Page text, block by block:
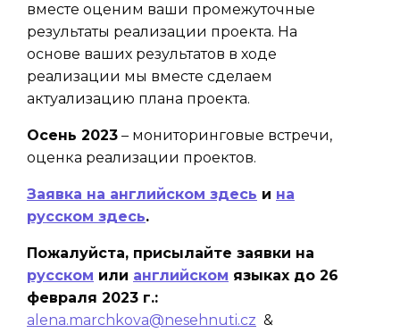
вместе оценим ваши промежуточные
результаты реализации проекта. На
основе ваших результатов в ходе
реализации мы вместе сделаем
актуализацию плана проекта.
Осень 2023 – мониторинговые встречи,
оценка реализации проектов.
Заявка на английском здесь и на
русском здесь.
Пожалуйста, присылайте заявки на
русском или английском языках до 26
февраля 2023 г.:
alena.marchkova@nesehnuti.cz &